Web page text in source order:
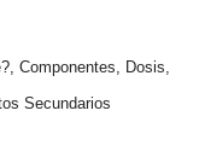
Componentes, Dosis,
Secundarios